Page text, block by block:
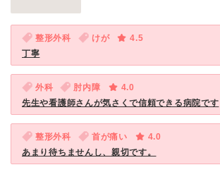
整形外科 けが
4.5
丁寧
外科 肘内障
4.0
先生や看護師さんが気さくで信頼できる病院です
整形外科 首が痛い
4.0
あまり待ちませんし、親切です。